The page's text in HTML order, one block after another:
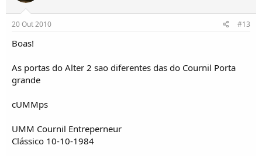
20 Out 2010 #13
Boas!
As portas do Alter 2 sao diferentes das do Cournil Porta
grande
cUMMps
UMM Cournil Entreperneur
Clássico 10-10-1984